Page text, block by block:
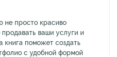
не просто красиво
ваши услуги и
книга поможет создать
с удобной формой